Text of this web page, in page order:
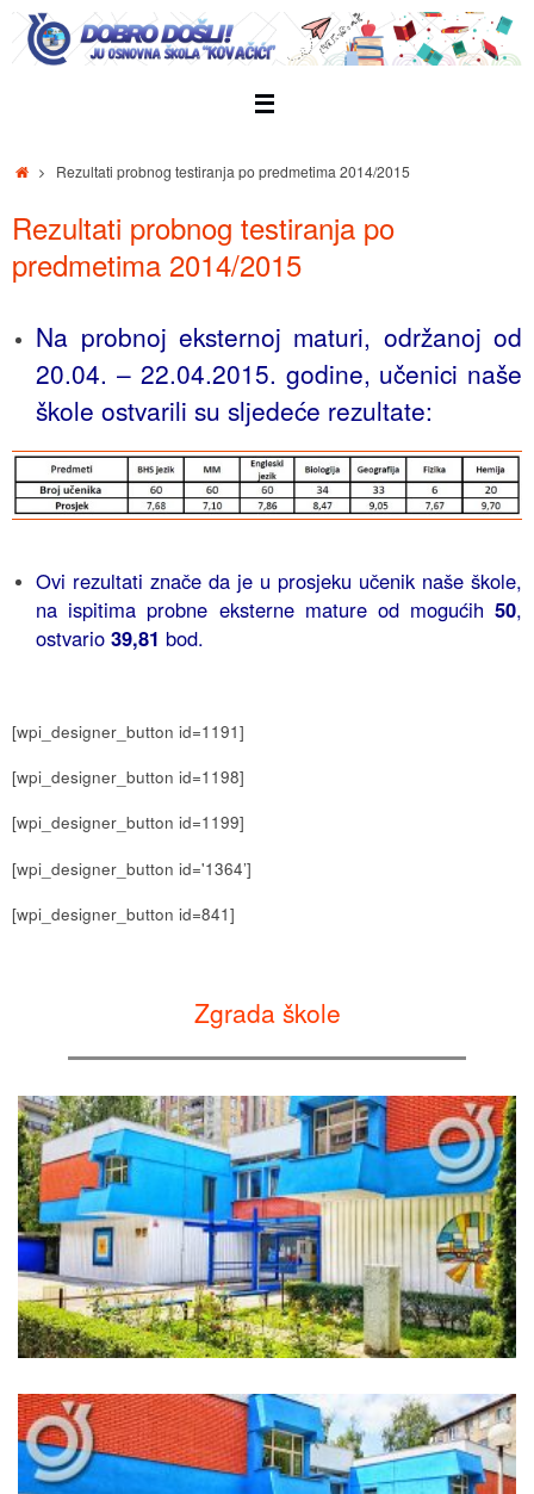
Skip
content
HomeRezultati probnog testiranja po predmetima 2014/2015
Rezultati probnog testiranja po
predmetima 2014/2015
Na probnoj eksternoj maturi, održanoj od
20.04. – 22.04.2015. godine, učenici naše
škole ostvarili su sljedeće rezultate:
Ovi rezultati znače da je u prosjeku učenik naše škole,
na ispitima probne eksterne mature od mogućih 50,
ostvario39,81 bod.
[wpi_designer_button id=1191]
[wpi_designer_button id=1198]
[wpi_designer_button id=1199]
[wpi_designer_button id='1364’]
[wpi_designer_button id=841]
Zgrada škole